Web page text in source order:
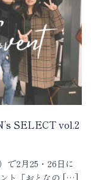
SELECT vol.2
で2月25・26日に
ント「おとなの […]